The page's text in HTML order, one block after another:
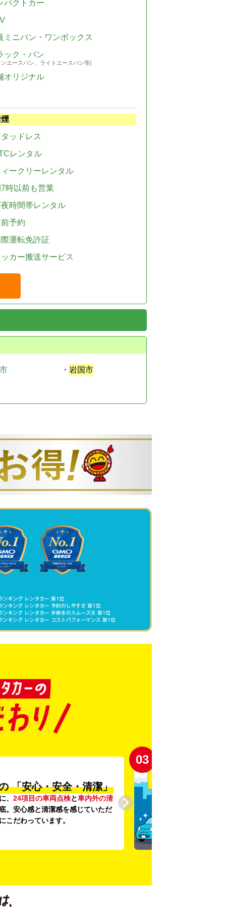
パクトカー
ミニバン・ワンボックス
ック・バン
エースバン、ライトエースバン等)
オリジナル
ッドレス
レンタル
ークリーレンタル
時以前も営業
時間帯レンタル
予約
運転免許証
カー搬送サービス
・ 岩国市
「安心・安全・清潔」
、 24項目の車両点検と車内外の清
。安心感と清潔感を感じていただ
こだわっています。
03